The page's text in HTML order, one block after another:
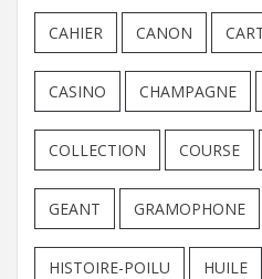
CAHIER CANON
CASINO CHAMPAGNE
COLLECTION COURSE
GEANT GRAMOPHONE
HISTOIRE-POILU HUILE